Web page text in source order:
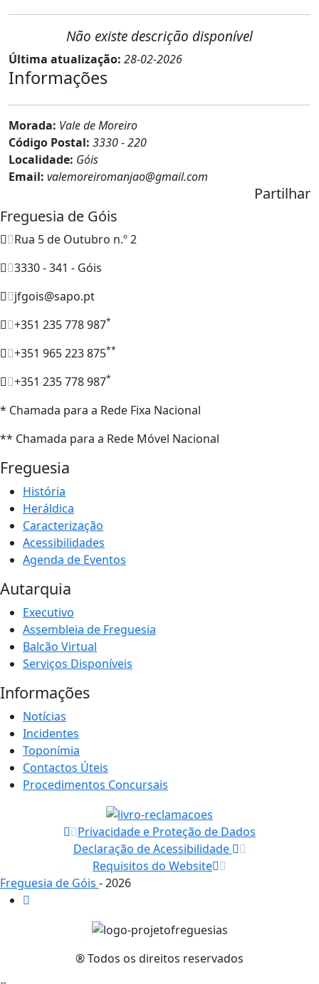
Não existe descrição disponível
Última atualização: 28-02-2026
Informações
Morada: Vale de Moreiro
Código Postal: 3330 - 220
Localidade: Góis
Email: valemoreiromanjao@gmail.com
Partilhar
Freguesia de Góis
Rua 5 de Outubro n.º 2
3330 - 341 - Góis
jfgois@sapo.pt
+351 235 778 987*
+351 965 223 875**
+351 235 778 987*
* Chamada para a Rede Fixa Nacional
** Chamada para a Rede Móvel Nacional
Freguesia
História
Heráldica
Caracterização
Acessibilidades
Agenda de Eventos
Autarquia
Executivo
Assembleia de Freguesia
Balcão Virtual
Serviços Disponíveis
Informações
Notícias
Incidentes
Toponímia
Contactos Úteis
Procedimentos Concursais
Privacidade e Proteção de Dados
Declaração de Acessibilidade
Requisitos do Website
Freguesia de Góis - 2026
® Todos os direitos reservados